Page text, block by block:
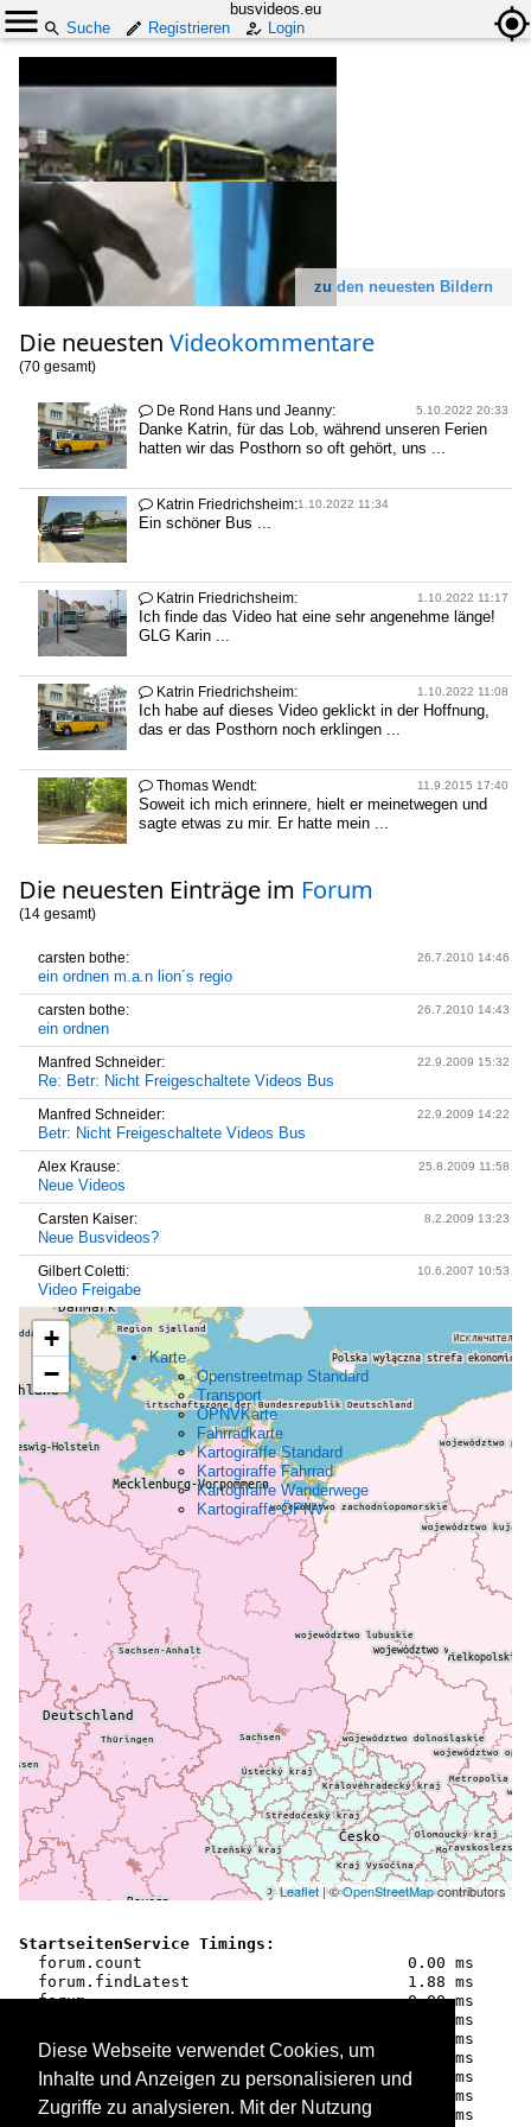
busvideos.eu
Suche
Registrieren Login
zu den neuesten Bildern
Die neuesten Videokommentare
(70 gesamt)
5.10.2022 20:33
 De Rond Hans und Jeanny:
Danke Katrin, für das Lob, während unseren Ferien
hatten wir das Posthorn so oft gehört, uns ...
1.10.2022 11:34
 Katrin Friedrichsheim:
Ein schöner Bus ...
1.10.2022 11:17
 Katrin Friedrichsheim:
Ich finde das Video hat eine sehr angenehme länge!
GLG Karin ...
1.10.2022 11:08
 Katrin Friedrichsheim:
Ich habe auf dieses Video geklickt in der Hoffnung,
das er das Posthorn noch erklingen ...
11.9.2015 17:40
 Thomas Wendt:
Soweit ich mich erinnere, hielt er meinetwegen und
sagte etwas zu mir. Er hatte mein ...
Die neuesten Einträge im Forum
(14 gesamt)
26.7.2010 14:46
carsten bothe:
ein ordnen m.a.n lion´s regio
26.7.2010 14:43
carsten bothe:
ein ordnen
22.9.2009 15:32
Manfred Schneider:
Re: Betr: Nicht Freigeschaltete Videos Bus
22.9.2009 14:22
Manfred Schneider:
Betr: Nicht Freigeschaltete Videos Bus
25.8.2009 11:58
Alex Krause:
Neue Videos
8.2.2009 13:23
Carsten Kaiser:
Neue Busvideos?
10.6.2007 10:53
Gilbert Coletti:
Video Freigabe
Karte
Openstreetmap Standard
Transport
ÖPNVKarte
Fahrradkarte
Kartogiraffe Standard
Kartogiraffe Fahrrad
Kartogiraffe Wanderwege
Kartogiraffe ÖPNV
+
−
Leaflet | ©OpenStreetMapcontributors
StartseitenService Timings:
forum.count                            0.00 ms
  forum.findLatest                       1.88 ms
  forum                                  0.00 ms
  comments                               0.46 ms
  galleries.findAll                      0.68 ms
  latestothers.query.busbilder           0.44 ms
  latestothers.container.busbilder      18.35 ms
  latestothers                           0.00 ms
  imagecount.countAll                    0.24 ms
Diese Webseite verwendet Cookies, um
Inhalte und Anzeigen zu personalisieren und
Zugriffe zu analysieren. Mit der Nutzung